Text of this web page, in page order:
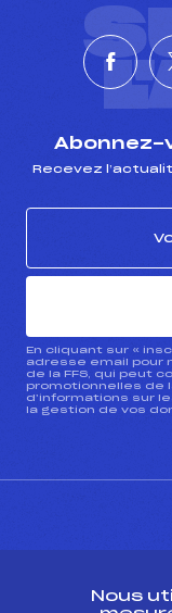
Abonnez-
Recevez
En cliquant sur «
adresse email pour
de la FFS, qui peut
promotionnelles de
d’informations sur
la gestion de vos
ESPACE
Nous